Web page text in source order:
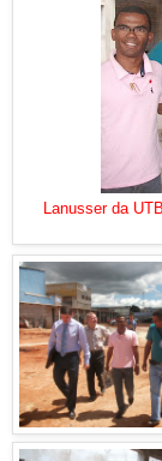
Lanusser da